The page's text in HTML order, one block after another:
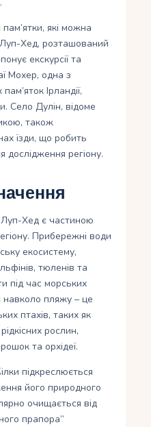
які можна
Хед, розташований
екскурсії та
Мохер, одна з
Ірландії,
Село Дулін, відоме
також
їзди, що робить
регіону.
Луп-Хед є частиною
Прибережні води
екосистему,
тюленів та
під час морських
навколо пляжу – це
птахів, таких як
рослин,
та орхідеї.
підкреслюється
його природного
очищається від
прапора”